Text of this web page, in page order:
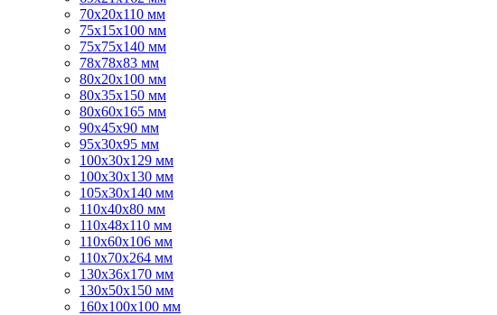
70х20х110 мм
75х15х100 мм
75х75х140 мм
78х78х83 мм
80х20х100 мм
80х35х150 мм
80х60х165 мм
90х45х90 мм
95х30х95 мм
100х30х129 мм
100х30х130 мм
105х30х140 мм
110х40х80 мм
110х48х110 мм
110х60х106 мм
110х70х264 мм
130х36х170 мм
130х50х150 мм
160х100х100 мм